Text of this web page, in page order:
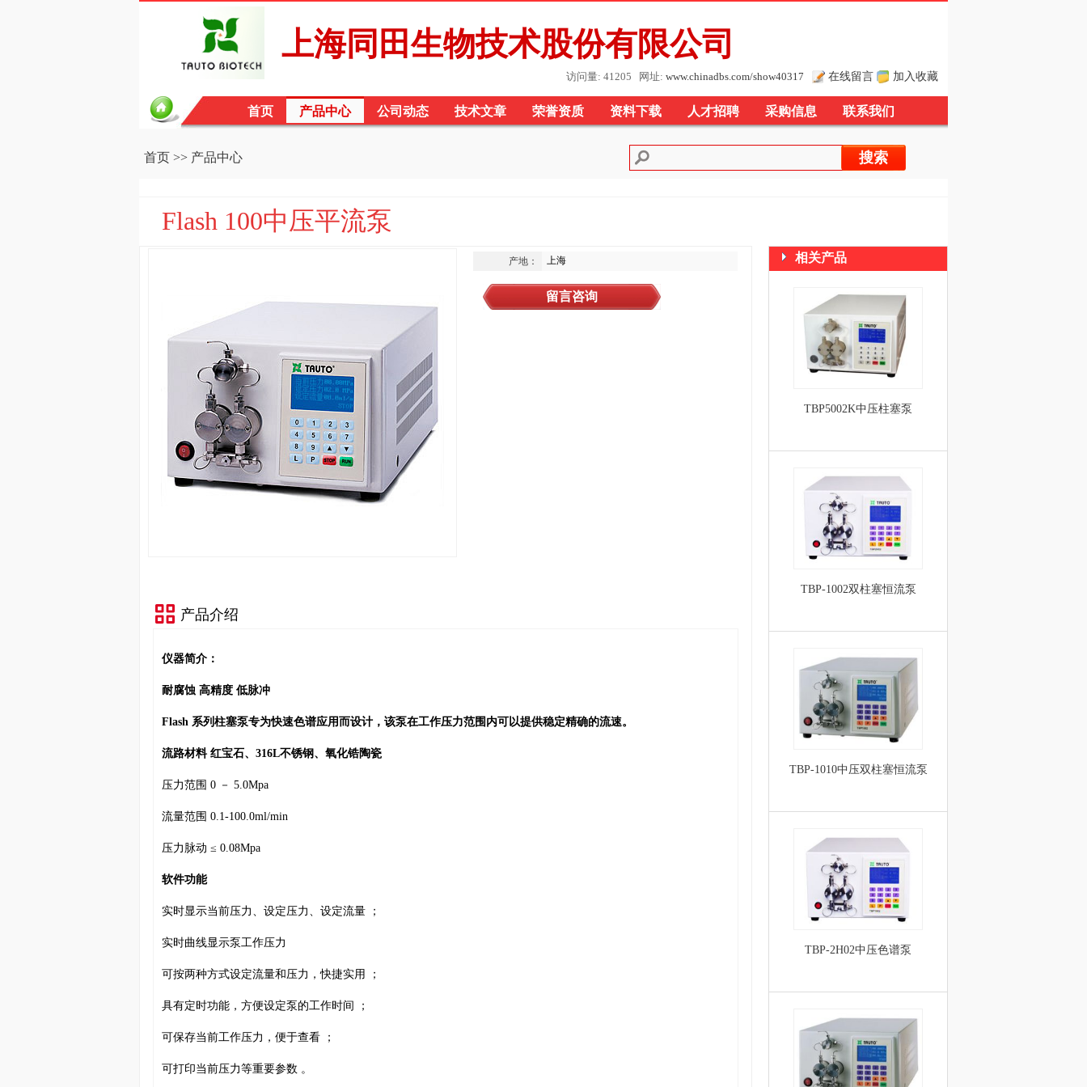
上海同田生物技术股份有限公司
访问量: 41205 网址: www.chinadbs.com/show40317 在线留言 加入收藏
首页 产品中心 公司动态 技术文章 荣誉资质 资料下载 人才招聘 采购信息 联系我们
首页 >> 产品中心
Flash 100中压平流泵
产地： 上海
留言咨询
产品介绍
仪器简介：
耐腐蚀 高精度 低脉冲
Flash 系列柱塞泵专为快速色谱应用而设计，该泵在工作压力范围内可以提供稳定精确的流速。
流路材料 红宝石、316L不锈钢、氧化锆陶瓷
压力范围 0 － 5.0Mpa
流量范围 0.1-100.0ml/min
压力脉动 ≤ 0.08Mpa
软件功能
实时显示当前压力、设定压力、设定流量 ；
实时曲线显示泵工作压力
可按两种方式设定流量和压力，快捷实用 ；
具有定时功能，方便设定泵的工作时间 ；
可保存当前工作压力，便于查看 ；
可打印当前压力等重要参数 。
相关产品
TBP5002K中压柱塞泵
TBP-1002双柱塞恒流泵
TBP-1010中压双柱塞恒流泵
TBP-2H02中压色谱泵